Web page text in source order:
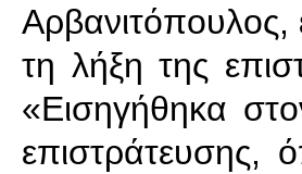
τη λήξη της
«Εισηγήθηκα
επιστράτευσης,